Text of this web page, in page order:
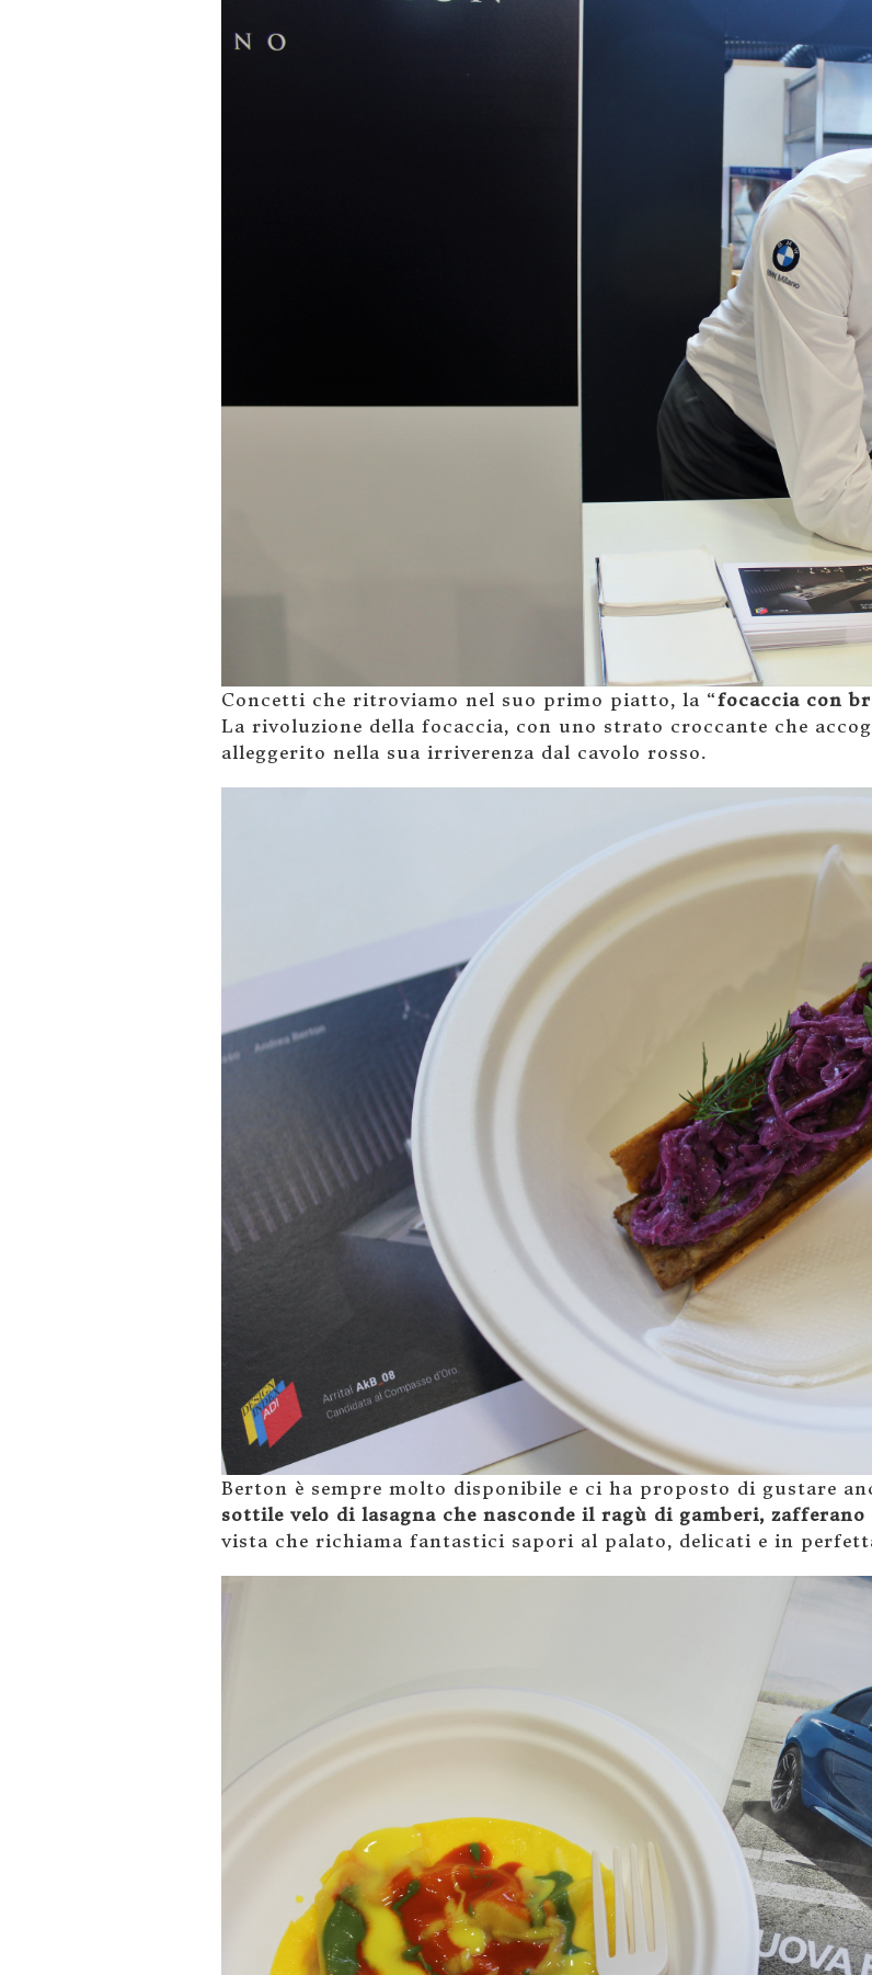
Concetti che ritroviamo nel suo primo piatto, la “focaccia con
La rivoluzione della focaccia, con uno strato croccante che
alleggerito nella sua irriverenza dal cavolo rosso.
Berton è sempre molto disponibile e ci ha proposto di gustare
sottile velo di lasagna che nasconde il ragù di gamberi, zafferano
vista che richiama fantastici sapori al palato, delicati e in